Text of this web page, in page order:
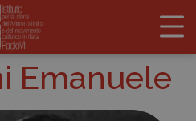
Emanuele